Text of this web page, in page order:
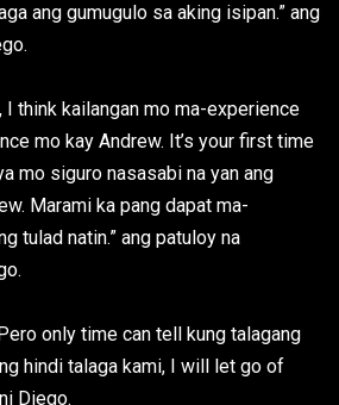
ang gumugulo sa aking isipan.” ang
I think kailangan mo ma-experience
mo kay Andrew. It’s your first time
mo siguro nasasabi na yan ang
Marami ka pang dapat ma-
tulad natin.” ang patuloy na
only time can tell kung talagang
hindi talaga kami, I will let go of
Diego.